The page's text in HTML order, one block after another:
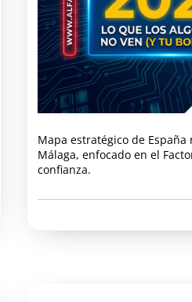
Mapa estratégico de
Málaga, enfocado en el
confianza.